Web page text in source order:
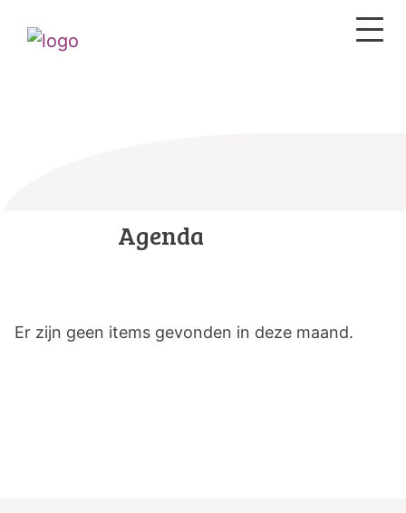
Agenda
Er zijn geen items gevonden in deze maand.